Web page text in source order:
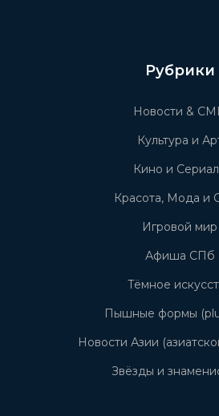
Рубрики
Новости &
Культура и
Кино и
Красота, Мода и
Игровой мир
Афиша СПб
Тёмное
Пышные формы
Новости Азии
Звёзды и